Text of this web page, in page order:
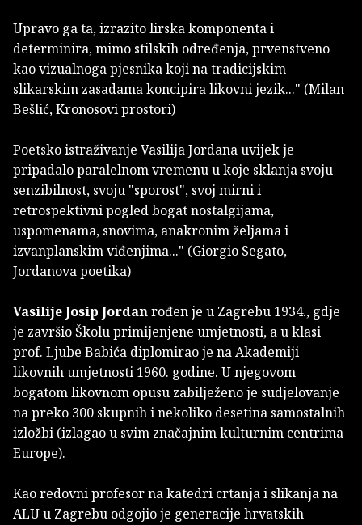
Upravo ga ta, izrazito lirska komponenta i
determinira, mimo stilskih određenja, prvenstveno
kao vizualnoga pjesnika koji na tradicijskim
slikarskim zasadama koncipira likovni jezik..." (Milan
Bešlić, Kronosovi prostori)
Poetsko istraživanje Vasilija Jordana uvijek je
pripadalo paralelnom vremenu u koje sklanja svoju
senzibilnost, svoju "sporost", svoj mirni i
retrospektivni pogled bogat nostalgijama,
uspomenama, snovima, anakronim željama i
izvanplanskim viđenjima..." (Giorgio Segato,
Jordanova poetika)
Vasilije Josip Jordanrođen je u Zagrebu 1934., gdje
je završio Školu primijenjene umjetnosti, a u klasi
prof. Ljube Babića diplomirao je na Akademiji
likovnih umjetnosti 1960. godine. U njegovom
bogatom likovnom opusu zabilježeno je sudjelovanje
na preko 300 skupnih i nekoliko desetina samostalnih
izložbi (izlagao u svim značajnim kulturnim centrima
Europe).
Kao redovni profesor na katedri crtanja i slikanja na
ALU u Zagrebu odgojio je generacije hrvatskih